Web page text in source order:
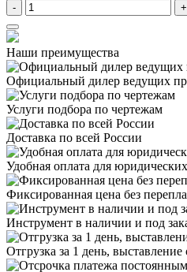
- +
Наши преимущества
Официальный дилер ведущих
Услуги подбора по чертежам
Доставка по всей России
Удобная оплата для
Фиксированная цена без
Инструмент в наличии и под
Отгрузка за 1 день, выставление